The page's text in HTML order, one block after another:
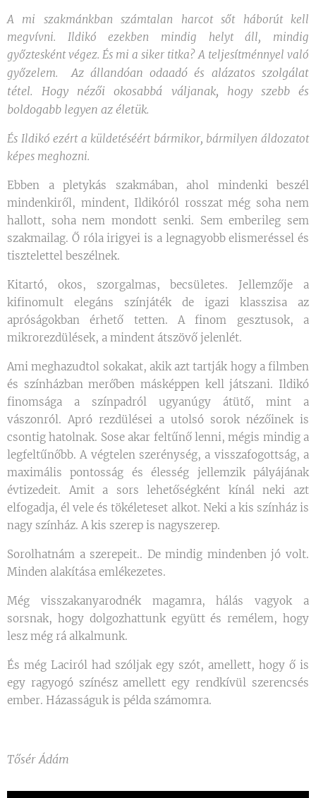
A mi szakmánkban számtalan harcot sőt háborút kell
megvívni. Ildikó ezekben mindig helyt áll, mindig
győztesként végez. És mi a siker titka? A teljesítménnyel való
győzelem.Az állandóan odaadó és alázatos szolgálat
tétel. Hogy nézői okosabbá váljanak, hogy szebb és
boldogabb legyen az életük.
És Ildikó ezért a küldetéséért bármikor, bármilyen áldozatot
képes meghozni.
Ebben a pletykás szakmában, ahol mindenki beszél
mindenkiről, mindent, Ildikóról rosszat még soha nem
hallott, soha nem mondott senki. Sem emberileg sem
szakmailag. Ő róla irigyei is a legnagyobb elismeréssel és
tisztelettel beszélnek.
Kitartó, okos, szorgalmas, becsületes. Jellemzője a
kifinomult elegáns színjáték de igazi klasszisa az
apróságokban érhető tetten. A finom gesztusok, a
mikrorezdülések, a mindent átszövő jelenlét.
Ami meghazudtol sokakat, akik azt tartják hogy a filmben
és színházban merőben másképpen kell játszani. Ildikó
finomsága a színpadról ugyanúgy átütő, mint a
vászonról. Apró rezdülései a utolsó sorok nézőinek is
csontig hatolnak. Sose akar feltűnő lenni, mégis mindig a
legfeltűnőbb. A végtelen szerénység, a visszafogottság, a
maximális pontosság és élesség jellemzik pályájának
évtizedeit. Amit a sors lehetőségként kínál neki azt
elfogadja, él vele és tökéleteset alkot. Neki a kis színház is
nagy színház. A kis szerep is nagyszerep.
Sorolhatnám a szerepeit.. De mindig mindenben jó volt.
Minden alakítása emlékezetes.
Még visszakanyarodnék magamra, hálás vagyok a
sorsnak, hogy dolgozhattunk együtt és remélem, hogy
lesz még rá alkalmunk.
És még Laciról had szóljak egy szót, amellett, hogy ő is
egy ragyogó színész amellett egy rendkívül szerencsés
ember. Házasságuk is példa számomra.
Tősér Ádám